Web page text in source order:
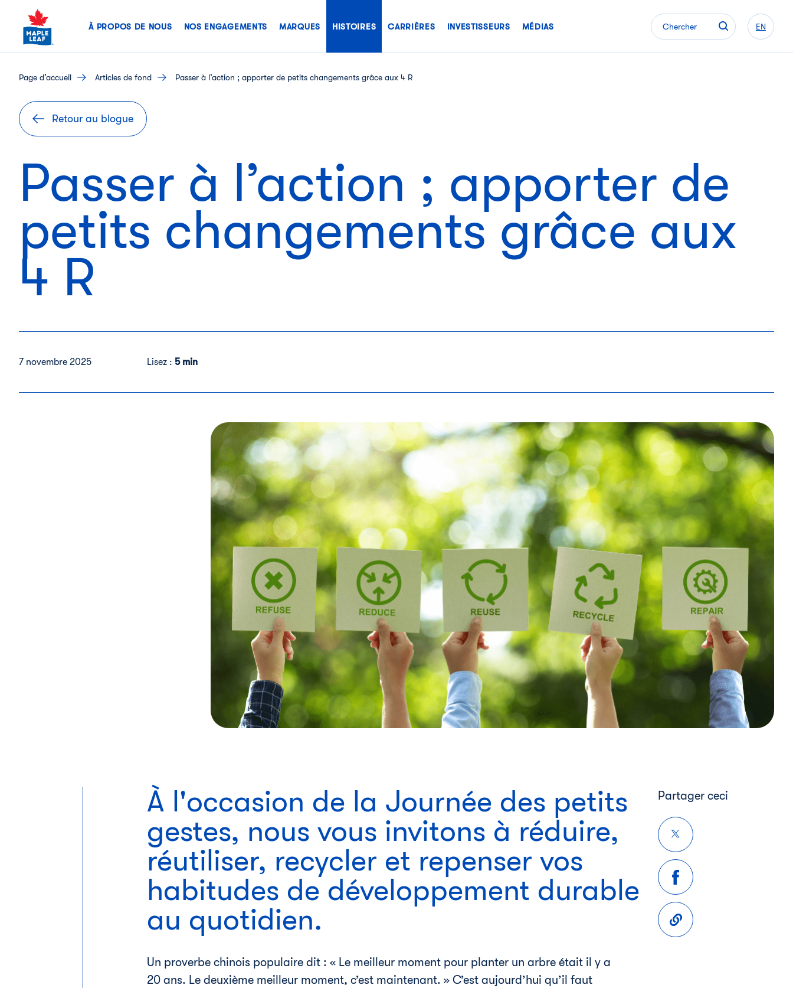
content
À PROPOS DE NOUS NOS ENGAGEMENTS MARQUES HISTOIRES CARRIÈRES INVESTISSEURS MÉDIAS Chercher EN
page d’accueil articles de fond Passer à l’action ; apporter de petits changements grâce aux 4 R
Retour au blogue
Passer à l’action ; apporter de
petits changements grâce aux
4 R
7 novembre 2025 Lisez : 5 min
Partager ceci
À l'occasion de la Journée des petits
gestes, nous vous invitons à réduire,
réutiliser, recycler et repenser vos
habitudes de développement durable
au quotidien.
Un proverbe chinois populaire dit : « Le meilleur moment pour planter un arbre était il y a
20 ans. Le deuxième meilleur moment, c’est maintenant. » C’est aujourd’hui qu’il faut